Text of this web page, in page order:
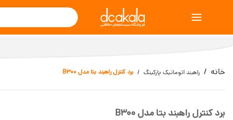
خانه راهبند اتوماتیک پارکینگ برد کنترل راهبند بتا مدل B300
برد کنترل راهبند بتا مدل B300